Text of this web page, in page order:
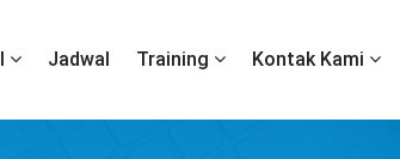
Jadwal Training Kontak Kami